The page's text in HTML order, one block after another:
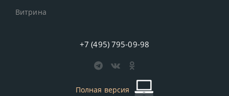
Витрина
+7 (495) 795-09-98
Полная версия